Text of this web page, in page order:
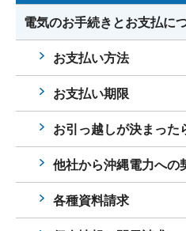
電気のお手続きとお支払に
お支払い方法
お支払い期限
お引っ越しが決まった
他社から沖縄電力への
各種資料請求